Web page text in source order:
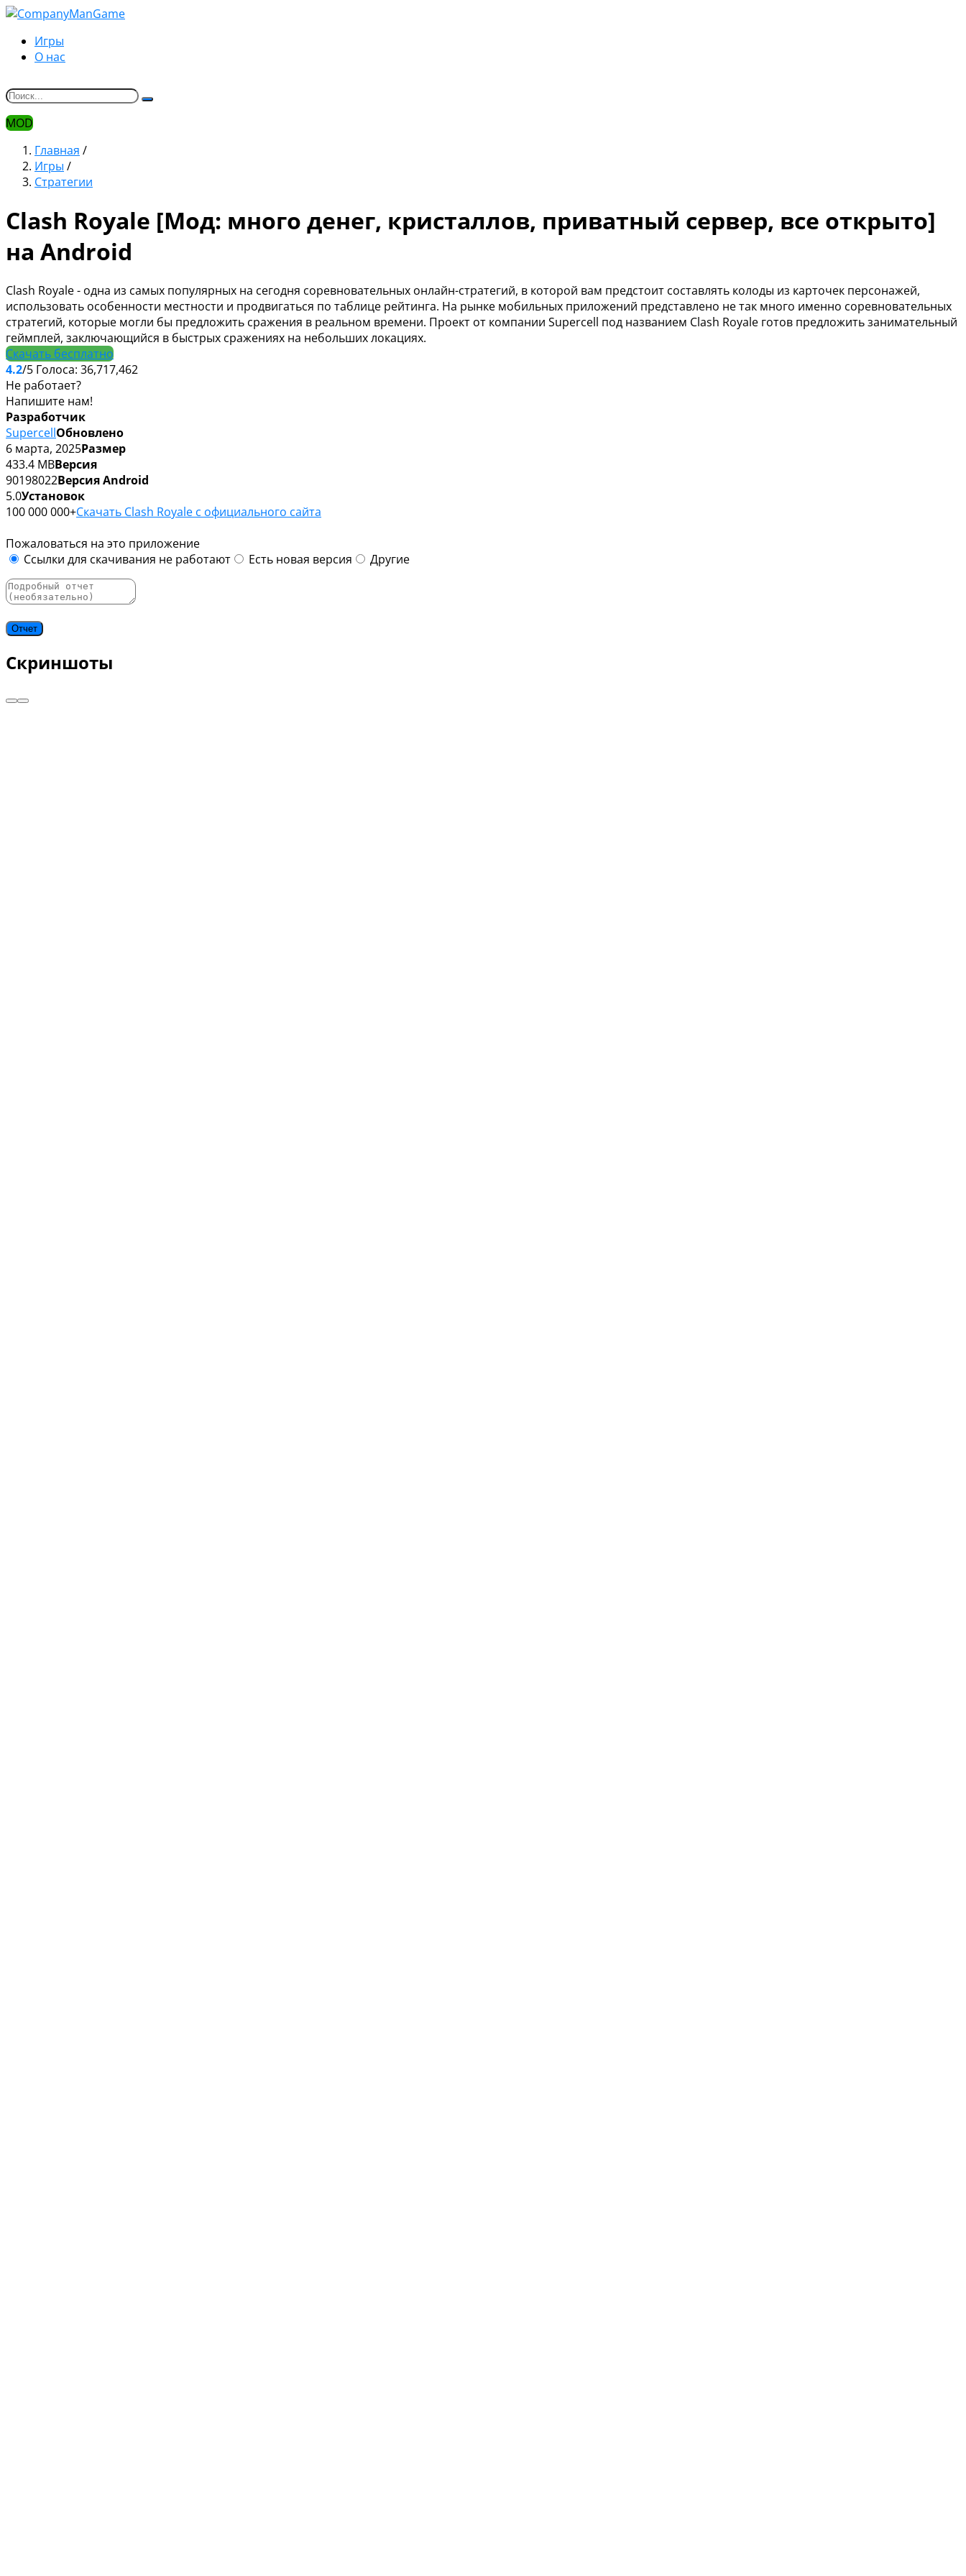
Игры
О нас
MOD
Главная /
Игры /
Стратегии
Clash Royale [Мод: много денег, кристаллов, приватный сервер, все открыто]
на Android
Clash Royale - одна из самых популярных на сегодня соревновательных онлайн-стратегий, в которой вам предстоит составлять колоды из карточек персонажей,
использовать особенности местности и продвигаться по таблице рейтинга. На рынке мобильных приложений представлено не так много именно соревновательных
стратегий, которые могли бы предложить сражения в реальном времени. Проект от компании Supercell под названием Clash Royale готов предложить занимательный
геймплей, заключающийся в быстрых сражениях на небольших локациях.
Скачать бесплатно
4.2/5 Голоса: 36,717,462
Не работает?
Напишите нам!
Разработчик
SupercellОбновлено
6 марта, 2025Размер
433.4 MBВерсия
90198022Версия Android
5.0Установок
100 000 000+Скачать Clash Royale с официального сайта
Пожаловаться на это приложение
Ссылки для скачивания не работают
Есть новая версия Другие
Скриншоты